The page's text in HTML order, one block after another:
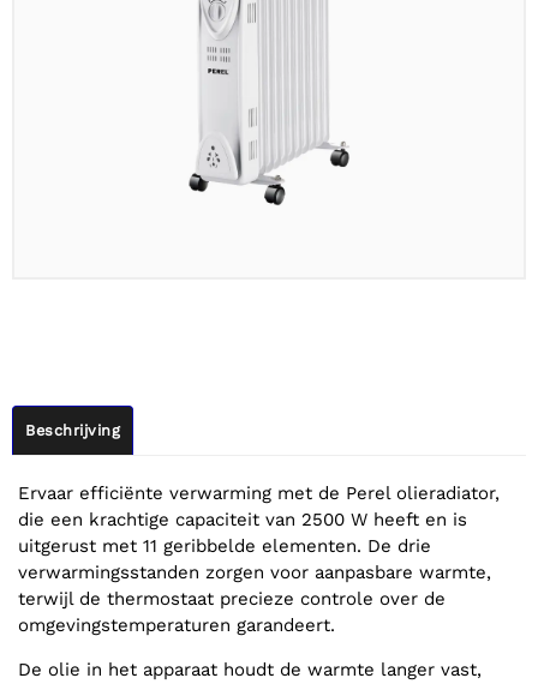
Beschrijving
Ervaar efficiënte verwarming met de Perel olieradiator,
die een krachtige capaciteit van 2500 W heeft en is
uitgerust met 11 geribbelde elementen. De drie
verwarmingsstanden zorgen voor aanpasbare warmte,
terwijl de thermostaat precieze controle over de
omgevingstemperaturen garandeert.
De olie in het apparaat houdt de warmte langer vast,